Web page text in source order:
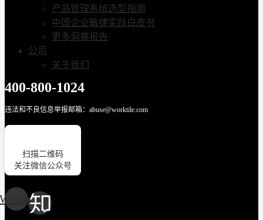
产品管理系统选型指南
中国企业敏捷实践白皮书
更多洞察报告
公司
关于我们
400-800-1024
违法和不良信息举报邮箱：abuse@worktile.com
扫描二维码
关注微信公众号
Weixin